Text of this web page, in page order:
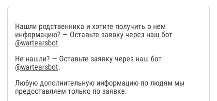
Нашли родственника и хотите получить о нем
информацию? — Оставьте заявку через наш бот
@wartearsbot
Не нашли? — Оставьте заявку через наш бот
@wartearsbot.
Любую дополнительную информацию по людям мы
предоставляем только по заявке.